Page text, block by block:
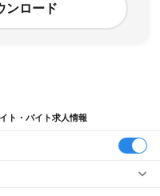
ンロード
ト・バイト求人情報